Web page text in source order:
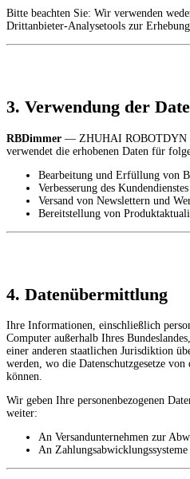
Bitte beachten Sie: Wir verwenden
Drittanbieter-Analysetools zur
3. Verwendung der
RBDimmer — ZHUHAI ROBOTDYN
verwendet die erhobenen Daten für
Bearbeitung und Erfüllung von
Verbesserung des Kundendienstes
Versand von Newslettern und
Bereitstellung von
4. Datenübermittlung
Ihre Informationen, einschließlich
Computer außerhalb Ihres
einer anderen staatlichen Jurisdiktion
werden, wo die Datenschutzgesetze
können.
Wir geben Ihre personenbezogenen
weiter:
An Versandunternehmen zur
An